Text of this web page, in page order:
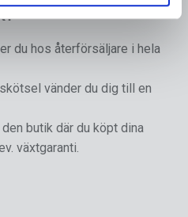
du hos återförsäljare i hela
vänder du dig till en
butik där du köpt dina
växtgaranti.